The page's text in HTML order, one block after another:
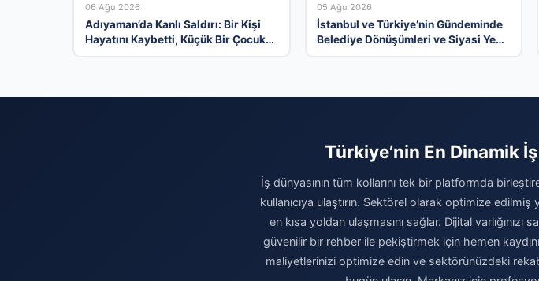
06 Ağu 2026
Adıyaman’da Kanlı Saldırı: Bir Kişi
Hayatını Kaybetti, Küçük Bir Çocuk
05 Ağu 2026
İstanbul ve Türkiye’nin Gündeminde
Belediye Dönüşümleri ve Siyasi Yeni
Türkiye’nin En Dinamik
İş dünyasının tüm kollarını tek bir platformda
kullanıcıya ulaştırın. Sektörel olarak optimize
en kısa yoldan ulaşmasını sağlar. Dijital
güvenilir bir rehber ile pekiştirmek için hemen
maliyetlerinizi optimize edin ve sektörünüzdeki